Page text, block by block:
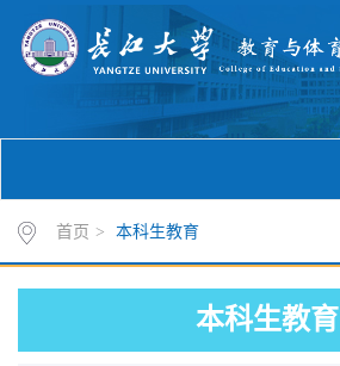
首页 > 本科生教育
本科生教育